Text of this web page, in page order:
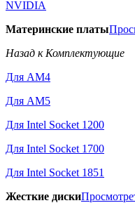
NVIDIA
Материнские платы
Назад к Комплектующие
Для AM4
Для AM5
Для Intel Socket 1200
Для Intel Socket 1700
Для Intel Socket 1851
Жесткие диски